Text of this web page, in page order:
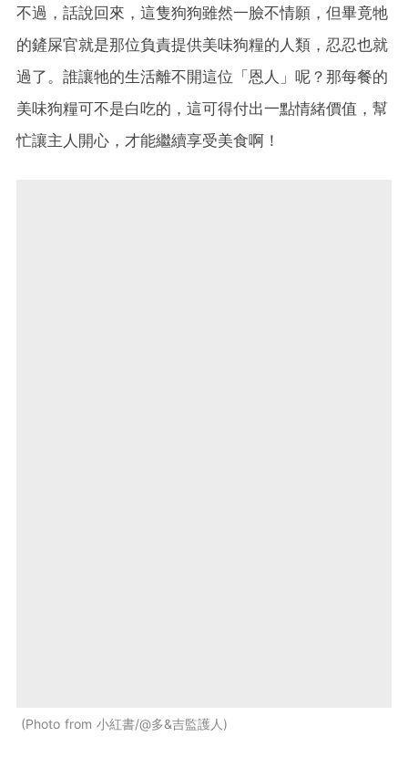
不過，話說回來，這隻狗狗雖然一臉不情願，但畢竟牠
的鏟屎官就是那位負責提供美味狗糧的人類，忍忍也就
過了。誰讓牠的生活離不開這位「恩人」呢？那每餐的
美味狗糧可不是白吃的，這可得付出一點情緒價值，幫
忙讓主人開心，才能繼續享受美食啊！
Photo from 小紅書/@多&吉監護人